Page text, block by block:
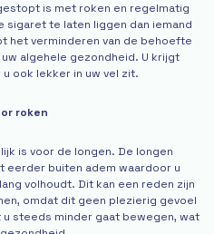
is met roken en regelmatig
sigaret te laten liggen dan iemand
het verminderen van de behoefte
algehele gezondheid. U krijgt
ook lekker in uw vel zit.
roken
is voor de longen. De longen
eerder buiten adem waardoor u
volhoudt. Dit kan een reden zijn
omdat dit geen plezierig gevoel
steeds minder gaat bewegen, wat